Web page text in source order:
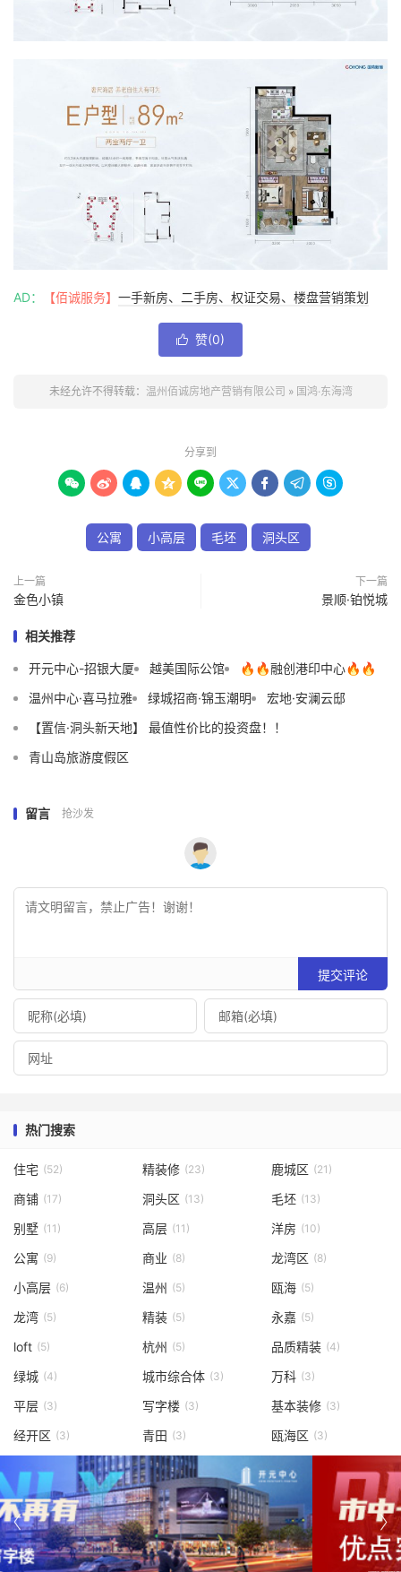
AD： 【佰诚服务】 一手新房、二手房、权证交易、楼盘营销策划
 赞(0)
未经允许不得转载： 温州佰诚房地产营销有限公司 » 国鸿·东海湾
分享到
        
公寓 小高层 毛坯 洞头区
上一篇
金色小镇
下一篇
景顺·铂悦城
相关推荐
开元中心-招银大厦 越美国际公馆
🔥🔥融创港印中心🔥🔥
温州中心·喜马拉雅
绿城招商·锦玉潮明
宏地·安澜云邸
【置信·洞头新天地】 最值性价比的投资盘！！
青山岛旅游度假区
留言 抢沙发
提交评论
热门搜索
住宅 (52) 精装修 (23) 鹿城区 (21)
商铺 (17) 洞头区 (13) 毛坯 (13)
别墅 (11) 高层 (11) 洋房 (10)
公寓 (9) 商业 (8) 龙湾区 (8)
小高层 (6) 温州 (5) 瓯海 (5)
龙湾 (5) 精装 (5) 永嘉 (5)
loft (5) 杭州 (5) 品质精装 (4)
绿城 (4) 城市综合体 (3) 万科 (3)
平层 (3) 写字楼 (3) 基本装修 (3)
经开区 (3) 青田 (3) 瓯海区 (3)

